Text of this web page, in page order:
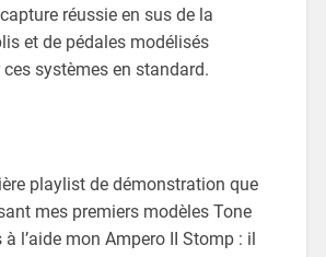
réussie en sus de la
et de pédales modélisés
systèmes en standard.
playlist de démonstration que
mes premiers modèles Tone
l’aide mon Ampero II Stomp : il